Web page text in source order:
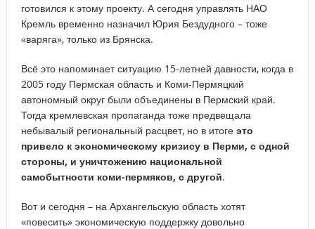
готовился к этому проекту. А сегодня управлять НАО
Кремль временно назначил Юрия Бездудного – тоже
«варяга», только из Брянска.
Всё это напоминает ситуацию 15-летней давности, когда в
2005 году Пермская область и Коми-Пермяцкий
автономный округ были объединены в Пермский край.
Тогда кремлевская пропаганда тоже предвещала
небывалый региональный расцвет, но в итоге это
привело к экономическому кризису в Перми, с одной
стороны, и уничтожению национальной
самобытности коми-пермяков, с другой.
Вот и сегодня – на Архангельскую область хотят
«повесить» экономическую поддержку довольно